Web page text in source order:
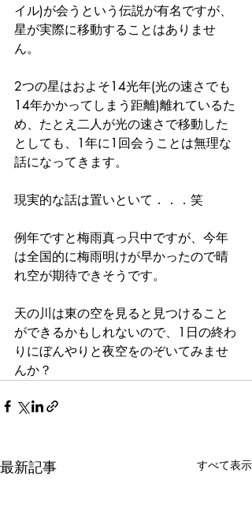
イル)が会うという伝説が有名ですが、
星が実際に移動することはありませ
ん。
2つの星はおよそ14光年(光の速さでも
14年かかってしまう距離)離れているた
め、たとえ二人が光の速さで移動した
としても、1年に1回会うことは無理な
話になってきます。
現実的な話は置いといて．．．笑
例年ですと梅雨真っ只中ですが、今年
は全国的に梅雨明けが早かったので晴
れ空が期待できそうです。
天の川は東の空を見ると見つけること
ができるかもしれないので、1日の終わ
りにぼんやりと夜空をのぞいてみませ
んか？
最新記事 すべて表示